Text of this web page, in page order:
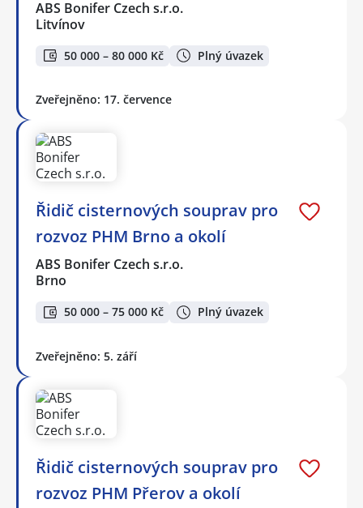
ABS Bonifer Czech s.r.o.
Litvínov
50 000 – 80 000 Kč Plný úvazek
Zveřejněno: 17. července
Řidič cisternových souprav pro
rozvoz PHM Brno a okolí
ABS Bonifer Czech s.r.o.
Brno
50 000 – 75 000 Kč Plný úvazek
Zveřejněno: 5. září
Řidič cisternových souprav pro
rozvoz PHM Přerov a okolí